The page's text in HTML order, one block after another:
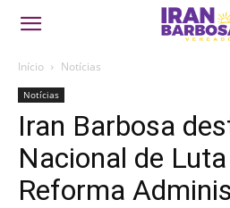
Início Notícias
Notícias
Iran Barbosa
Nacional de
Reforma